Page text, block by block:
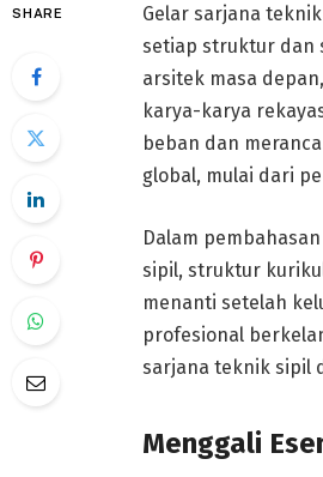
SHARE
Gelar sarjana
setiap struktur dan
arsitek masa
karya-karya
beban dan
global, mulai dari
Dalam
sipil, struktur
menanti setelah
profesional
sarjana teknik sipil
Menggali